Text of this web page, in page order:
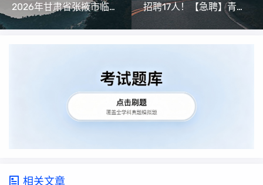
2026年甘肃省张掖市临泽县招聘儿科医师、医学影像医师、针灸推拿师公告 招聘17人！【急聘】青海康乐医院招聘公告
相关文章